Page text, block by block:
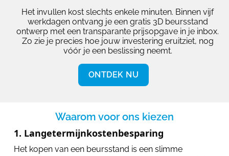
Het invullen kost slechts enkele minuten. Binnen vijf
werkdagen ontvang je een gratis 3D beursstand
ontwerp met een transparante prijsopgave in je inbox.
Zo zie je precies hoe jouw investering eruitziet, nog
vóór je een beslissing neemt.
ONTDEK NU
Waarom voor ons kiezen
1. Langetermijnkostenbesparing
Het kopen van een beursstand is een slimme